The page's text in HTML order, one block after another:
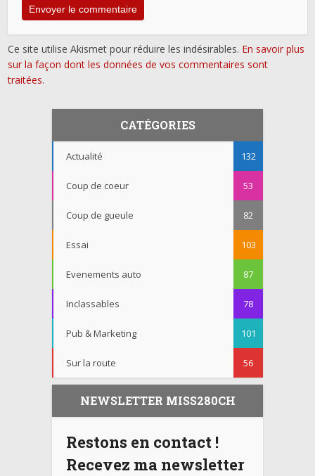
Ce site utilise Akismet pour réduire les indésirables. En savoir plus
sur la façon dont les données de vos commentaires sont
traitées.
CATÉGORIES
Actualité 132
Coup de coeur 53
Coup de gueule 82
Essai 103
Evenements auto 87
Inclassables 78
Pub & Marketing 101
Sur la route 56
NEWSLETTER MISS280CH
Restons en contact !
Recevez ma newsletter